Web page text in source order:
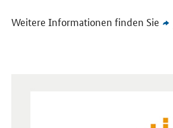
Weitere Informationen finden Sie